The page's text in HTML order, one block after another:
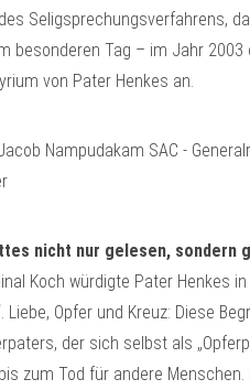
Seligsprechungsverfahrens,
besonderen Tag – im Jahr
von Pater Henkes an.
nicht nur gelesen, sondern
Koch würdigte Pater Henkes
Liebe, Opfer und Kreuz: Diese
der sich selbst als
zum Tod für andere